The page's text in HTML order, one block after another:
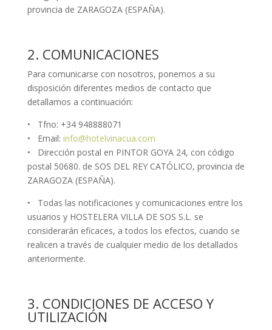
provincia de ZARAGOZA (ESPAÑA).
2. COMUNICACIONES
Para comunicarse con nosotros, ponemos a su
disposición diferentes medios de contacto que
detallamos a continuación:
• Tfno: +34 948888071
• Email: info@hotelvinacua.com
• Dirección postal en PINTOR GOYA 24, con código
postal 50680. de SOS DEL REY CATÓLICO, provincia de
ZARAGOZA (ESPAÑA).
• Todas las notificaciones y comunicaciones entre los
usuarios y HOSTELERA VILLA DE SOS S.L. se
considerarán eficaces, a todos los efectos, cuando se
realicen a través de cualquier medio de los detallados
anteriormente.
3. CONDICIONES DE ACCESO Y
UTILIZACIÓN